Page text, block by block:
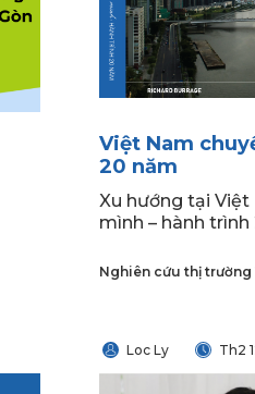
Việt Nam
20 năm
Xu hướng tại Việt
mình – hành
Nghiên cứu thị trường
Loc Ly Th2